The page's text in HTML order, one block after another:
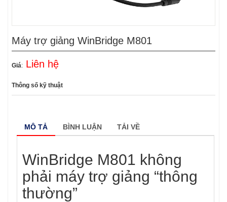
Máy trợ giảng WinBridge M801
Giá: Liên hệ
Thông số kỹ thuật
MÔ TẢ BÌNH LUẬN TẢI VỀ
WinBridge M801 không
phải máy trợ giảng “thông
thường”